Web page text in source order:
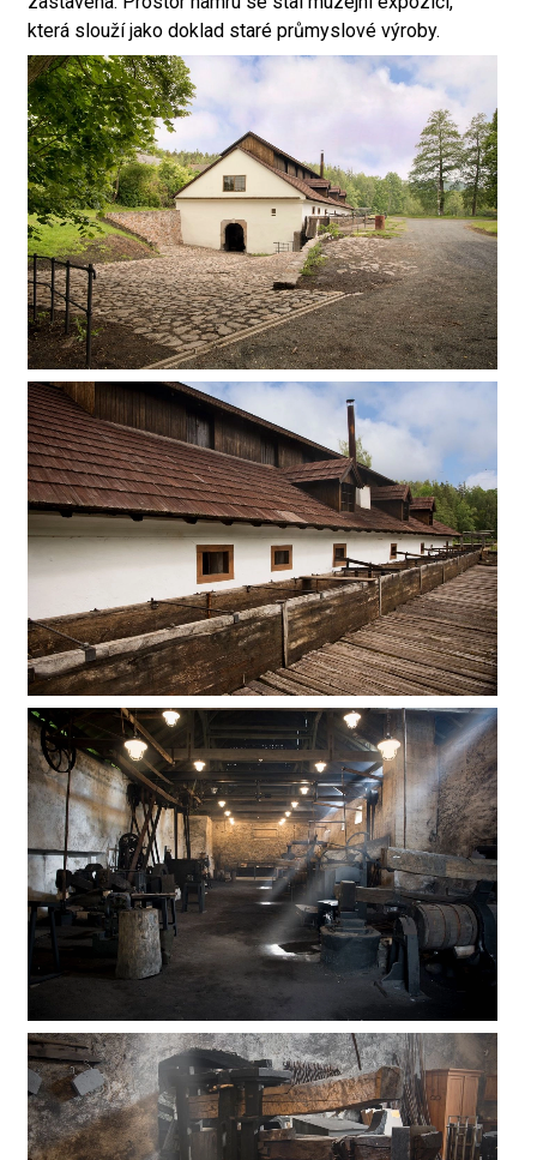
která slouží jako doklad staré průmyslové výroby.